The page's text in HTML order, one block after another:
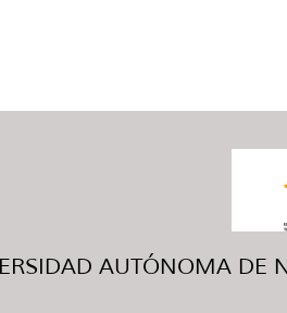
AUTÓNOMA DE